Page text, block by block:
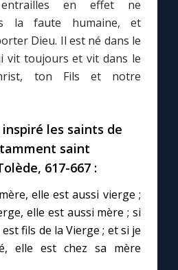
en effet ne
la faute humaine, et
Dieu. Il est né dans le
vit toujours et vit dans le
ton Fils et notre
les saints de
saint
617-667 :
elle est aussi vierge ;
elle est aussi mère ; si
fils de la Vierge ; et si je
elle est chez sa mère